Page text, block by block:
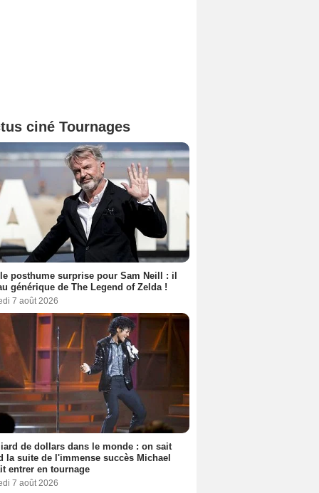
ciné Tournages
posthume surprise pour Sam Neill : il
générique de The Legend of Zelda !
7 août 2026
de dollars dans le monde : on sait
la suite de l'immense succès Michael
entrer en tournage
7 août 2026